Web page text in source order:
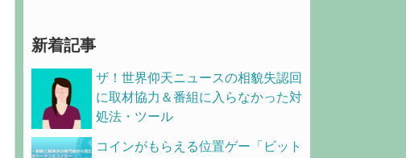
新着記事
ザ！世界仰天ニュースの相貌失認回
に取材協力＆番組に入らなかった対
処法・ツール
コインがもらえる位置ゲー「ビット